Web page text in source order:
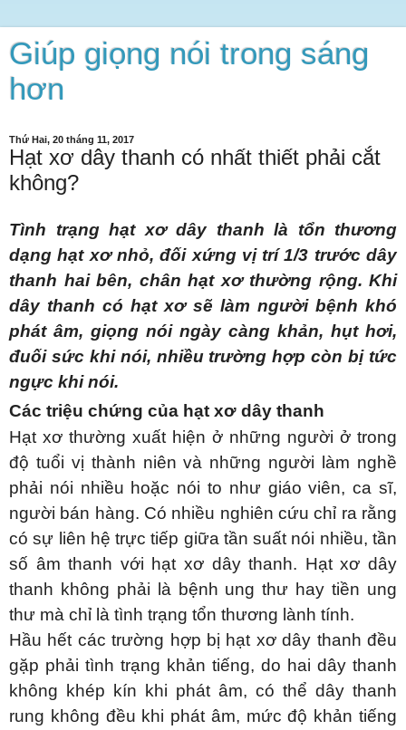
Giúp giọng nói trong sáng
hơn
Thứ Hai, 20 tháng 11, 2017
Hạt xơ dây thanh có nhất thiết phải cắt
không?
Tình trạng hạt xơ dây thanh là tổn thương
dạng hạt xơ nhỏ, đối xứng vị trí 1/3 trước dây
thanh hai bên, chân hạt xơ thường rộng. Khi
dây thanh có hạt xơ sẽ làm người bệnh khó
phát âm, giọng nói ngày càng khản, hụt hơi,
đuối sức khi nói, nhiều trường hợp còn bị tức
ngực khi nói.
Các triệu chứng của hạt xơ dây thanh
Hạt xơ thường xuất hiện ở những người ở trong
độ tuổi vị thành niên và những người làm nghề
phải nói nhiều hoặc nói to như giáo viên, ca sĩ,
người bán hàng. Có nhiều nghiên cứu chỉ ra rằng
có sự liên hệ trực tiếp giữa tần suất nói nhiều, tần
số âm thanh với hạt xơ dây thanh. Hạt xơ dây
thanh không phải là bệnh ung thư hay tiền ung
thư mà chỉ là tình trạng tổn thương lành tính.
Hầu hết các trường hợp bị hạt xơ dây thanh đều
gặp phải tình trạng khản tiếng, do hai dây thanh
không khép kín khi phát âm, có thể dây thanh
rung không đều khi phát âm, mức độ khản tiếng